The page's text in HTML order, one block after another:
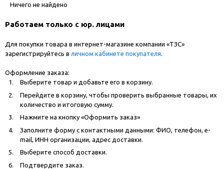
Ничего не найдено
Работаем только с юр. лицами
Для покупки товара в интернет-магазине компании «ТЗС»
зарегистрируйтесь в личном кабинете покупателя.
Оформление заказа:
Выберите товар и добавьте его в корзину.
Перейдите в корзину, чтобы проверить выбранные товары, их
количество и итоговую сумму.
Нажмите на кнопку «Оформить заказ»
Заполните форму с контактными данными: ФИО, телефон, e-
mail, ИНН организации, адрес доставки.
Выберите способ доставки.
Подтвердите заказ.